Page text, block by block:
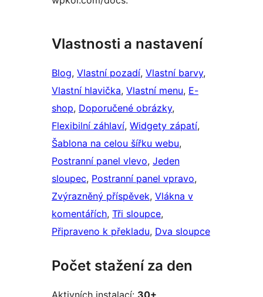
Vlastnosti a nastavení
Blog, Vlastní pozadí, Vlastní barvy
Vlastní hlavička, Vlastní menu, E-
shop, Doporučené obrázky
Flexibilní záhlaví, Widgety zápatí
Šablona na celou šířku webu
Postranní panel vlevo, Jeden
sloupec, Postranní panel vpravo
Zvýrazněný příspěvek, Vlákna v
komentářích, Tři sloupce
Připraveno k překladu, Dva sloupce
Počet stažení za den